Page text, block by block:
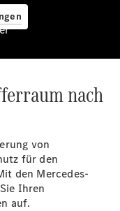
nach
von
für den
den Mercedes-
Ihren
auf.